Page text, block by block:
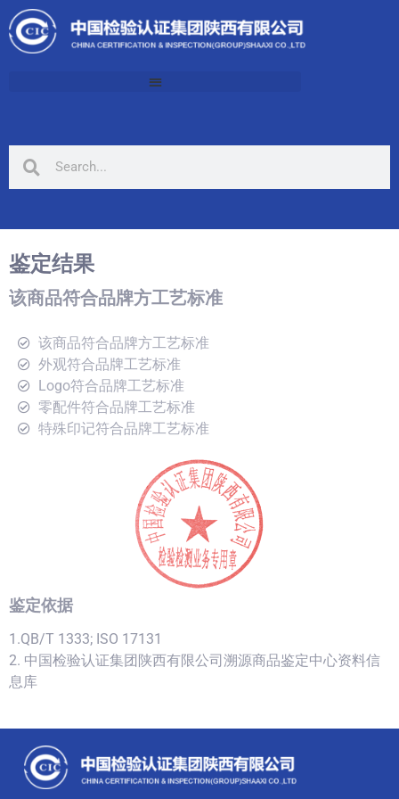
鉴定结果
该商品符合品牌方工艺标准
该商品符合品牌方工艺标准
外观符合品牌工艺标准
Logo符合品牌工艺标准
零配件符合品牌工艺标准
特殊印记符合品牌工艺标准
鉴定依据
1.QB/T 1333; ISO 17131
2. 中国检验认证集团陕西有限公司溯源商品鉴定中心资料信
息库